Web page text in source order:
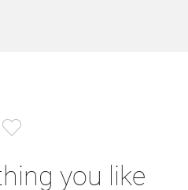
you like